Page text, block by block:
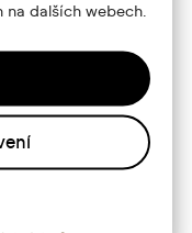
dalších webech.